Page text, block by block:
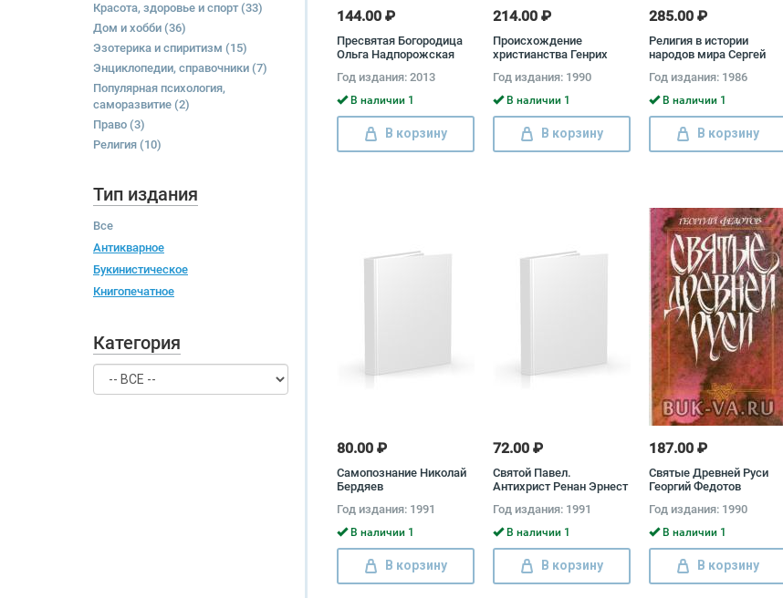
Красота, здоровье и спорт(33)
Дом и хобби (36)
Эзотерика и спиритизм (15)
Энциклопедии, справочники (7)
Популярная психология,
саморазвитие (2)
Право (3)
Религия (10)
Тип издания
Все
Антикварное
Букинистическое
Книгопечатное
Категория
144.00 ₽
Пресвятая Богородица
Ольга Надпорожская
Год издания: 2013
В наличии 1
В корзину
214.00 ₽
Происхождение
христианства Генрих
Год издания: 1990
В наличии 1
В корзину
285.00 ₽
Религия в истории
народов мира Сергей
Год издания: 1986
В наличии 1
В корзину
80.00 ₽
Самопознание Николай
Бердяев
Год издания: 1991
В наличии 1
В корзину
72.00 ₽
Святой Павел.
Антихрист Ренан Эрнест
Год издания: 1991
В наличии 1
В корзину
187.00 ₽
Святые Древней Руси
Георгий Федотов
Год издания: 1990
В наличии 1
В корзину